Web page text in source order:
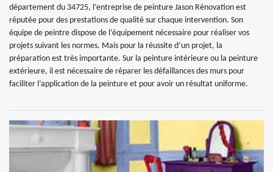
département du 34725, l’entreprise de peinture Jason Rénovation est
réputée pour des prestations de qualité sur chaque intervention. Son
équipe de peintre dispose de l’équipement nécessaire pour réaliser vos
projets suivant les normes. Mais pour la réussite d’un projet, la
préparation est très importante. Sur la peinture intérieure ou la peinture
extérieure, il est nécessaire de réparer les défaillances des murs pour
faciliter l’application de la peinture et pour avoir un résultat uniforme.